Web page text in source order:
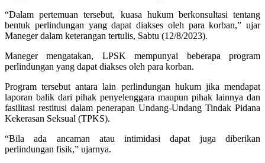
“Dalam pertemuan tersebut, kuasa hukum berkonsultasi tentang
bentuk perlindungan yang dapat diakses oleh para korban,” ujar
Maneger dalam keterangan tertulis, Sabtu (12/8/2023).
Maneger mengatakan, LPSK mempunyai beberapa program
perlindungan yang dapat diakses oleh para korban.
Program tersebut antara lain perlindungan hukum jika mendapat
laporan balik dari pihak penyelenggara maupun pihak lainnya dan
fasilitasi restitusi dalam penerapan Undang-Undang Tindak Pidana
Kekerasan Seksual (TPKS).
“Bila ada ancaman atau intimidasi dapat juga diberikan
perlindungan fisik,” ujarnya.